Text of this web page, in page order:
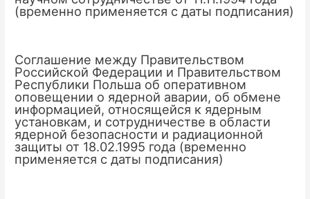
(временно применяется с даты подписания)
Соглашение между Правительством
Российской Федерации и Правительством
Республики Польша об оперативном
оповещении о ядерной аварии, об обмене
информацией, относящейся к ядерным
установкам, и сотрудничестве в области
ядерной безопасности и радиационной
защиты от 18.02.1995 года (временно
применяется с даты подписания)